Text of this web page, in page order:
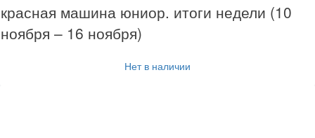
красная машина юниор. итоги недели (10
ноября – 16 ноября)
Нет в наличии